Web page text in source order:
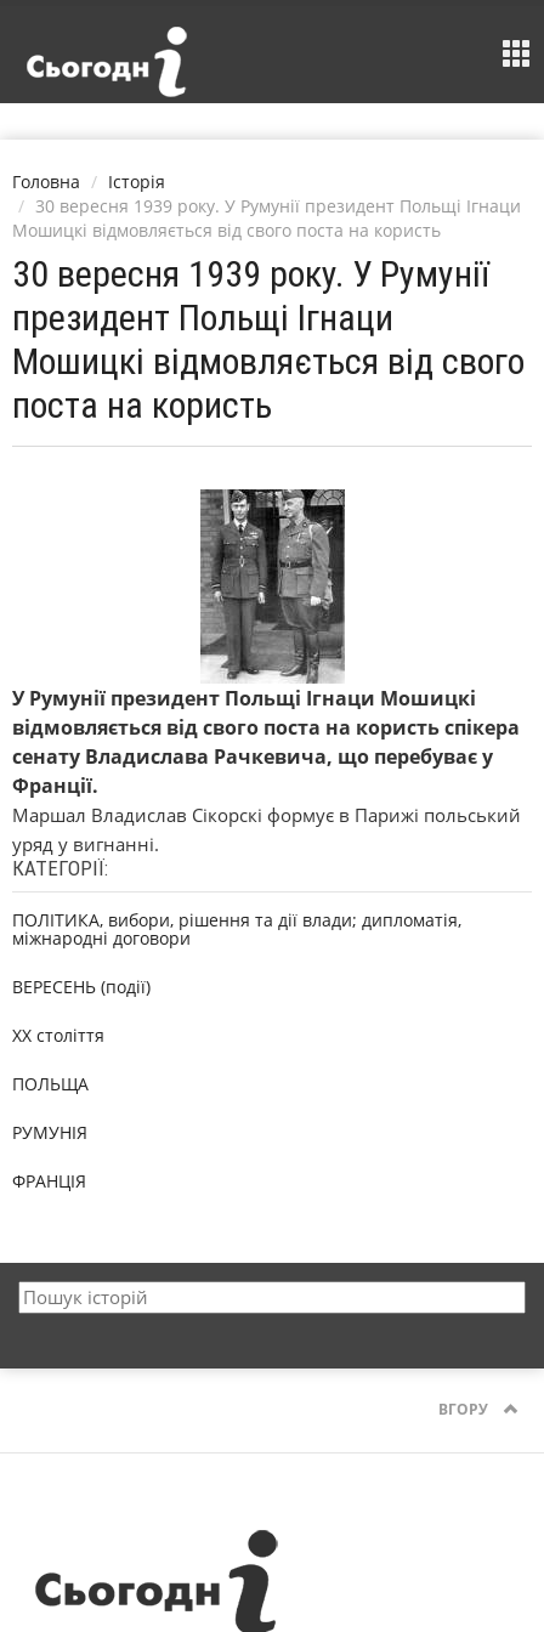
Головна
Історія
30 вересня 1939 року. У Румунії президент Польщі Ігнаци
Мошицкі відмовляється від свого поста на користь
30 вересня 1939 року. У Румунії
президент Польщі Ігнаци
Мошицкі відмовляється від свого
поста на користь
У Румунії президент Польщі Ігнаци Мошицкі
відмовляється від свого поста на користь спікера
сенату Владислава Рачкевича, що перебуває у
Франції.
Маршал Владислав Сікорскі формує в Парижі польський
уряд у вигнанні.
КАТЕГОРІЇ:
ПОЛІТИКА, вибори, рішення та дії влади; дипломатія,
міжнародні договори
ВЕРЕСЕНЬ (події)
XX століття
ПОЛЬЩА
РУМУНІЯ
ФРАНЦІЯ
ВГОРУ